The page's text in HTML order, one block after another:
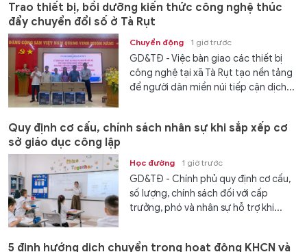
Trao thiết bị, bồi dưỡng kiến thức công nghệ thúc
đẩy chuyển đổi số ở Tà Rụt
Chuyển động 1 giờ trước
GD&TĐ - Việc bàn giao các thiết bị
công nghệ tại xã Tà Rụt tạo nền tảng
để người dân miền núi tiếp cận dịch...
Quy định cơ cấu, chính sách nhân sự khi sắp xếp cơ
sở giáo dục công lập
Học đường 1 giờ trước
GD&TĐ - Chính phủ quy định cơ cấu,
số lượng, chính sách đối với cấp
trưởng, phó và nhân sự hỗ trợ khi...
5 định hướng dịch chuyển trong hoạt động KHCN và